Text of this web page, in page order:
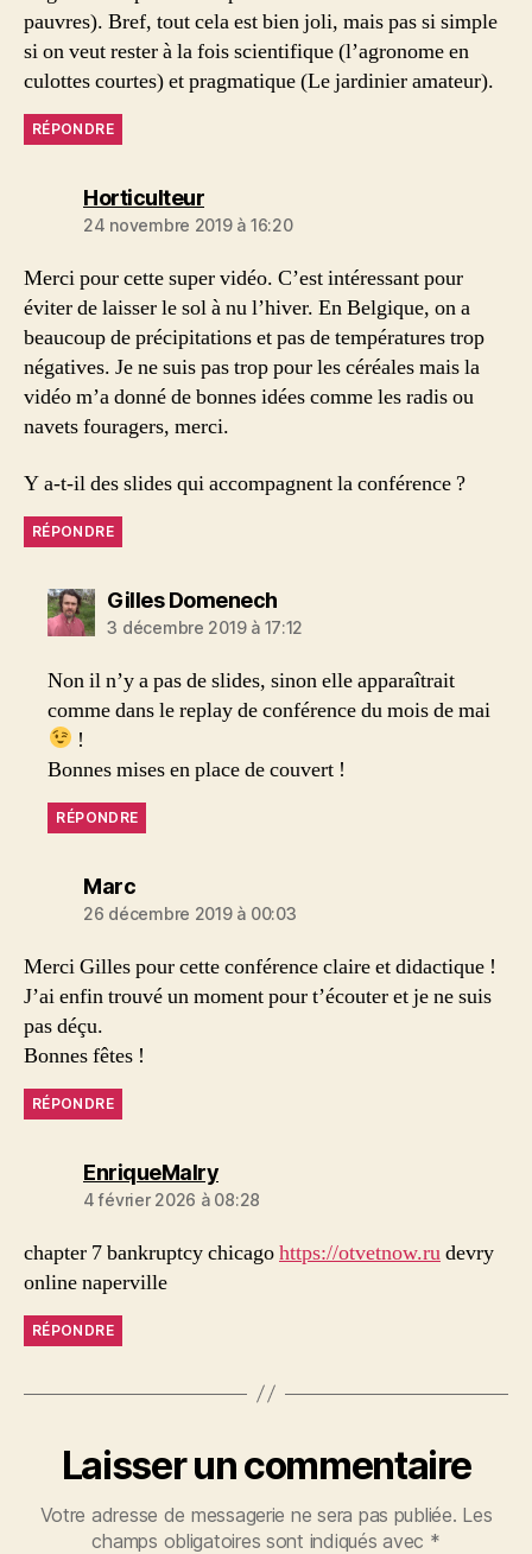
pauvres). Bref, tout cela est bien joli, mais pas si simple
si on veut rester à la fois scientifique (l’agronome en
culottes courtes) et pragmatique (Le jardinier amateur).
RÉPONDRE
Horticulteurdit :
24 novembre 2019 à 16:20
Merci pour cette super vidéo. C’est intéressant pour
éviter de laisser le sol à nu l’hiver. En Belgique, on a
beaucoup de précipitations et pas de températures trop
négatives. Je ne suis pas trop pour les céréales mais la
vidéo m’a donné de bonnes idées comme les radis ou
navets fouragers, merci.
Y a-t-il des slides qui accompagnent la conférence ?
RÉPONDRE
Gilles Domenechdit :
3 décembre 2019 à 17:12
Non il n’y a pas de slides, sinon elle apparaîtrait
comme dans le replay de conférence du mois de mai
!
Bonnes mises en place de couvert !
RÉPONDRE
Marcdit :
26 décembre 2019 à 00:03
Merci Gilles pour cette conférence claire et didactique !
J’ai enfin trouvé un moment pour t’écouter et je ne suis
pas déçu.
Bonnes fêtes !
RÉPONDRE
EnriqueMalrydit :
4 février 2026 à 08:28
chapter 7 bankruptcy chicagohttps://otvetnow.rudevry
online naperville
RÉPONDRE
Laisser un commentaire
Votre adresse de messagerie ne sera pas publiée. Les
champs obligatoires sont indiqués avec *